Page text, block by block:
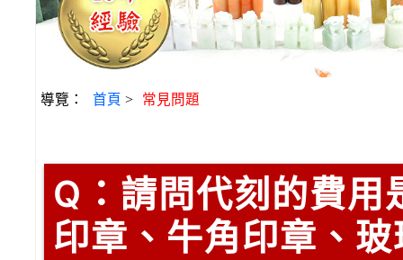
導覽： 首頁 > 常見問題
Q： 請問代刻的費用
印章、牛角印章、